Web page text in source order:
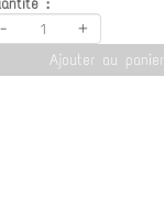
:
- +
Ajouter au panier